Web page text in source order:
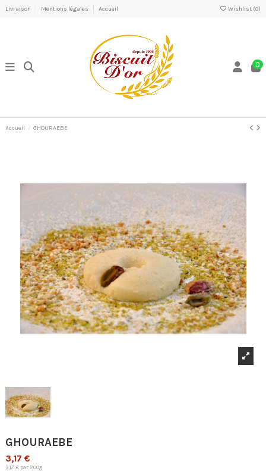
Livraison Mentions légales Accueil Wishlist (0)
0
Accueil GHOURAEBE
GHOURAEBE
3,17 €
3,17 € par 200g